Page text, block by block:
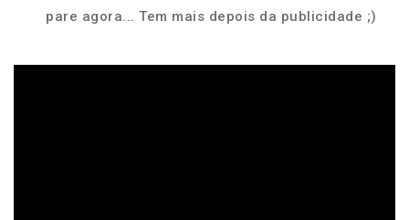
pare agora... Tem mais depois da publicidade ;)